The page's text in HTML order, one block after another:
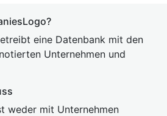
eine Datenbank mit den
Unternehmen und
weder mit Unternehmen